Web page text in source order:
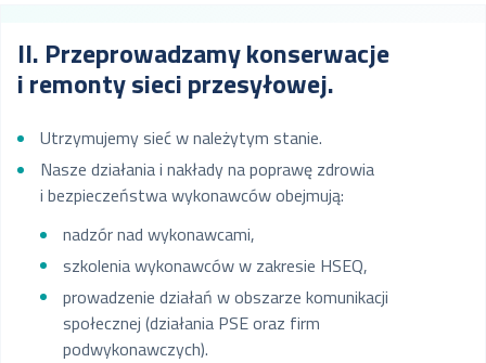
II. Przeprowadzamy konserwacje
i remonty sieci przesyłowej.
Utrzymujemy sieć w należytym stanie.
Nasze działania i nakłady na poprawę zdrowia
i bezpieczeństwa wykonawców obejmują:
nadzór nad wykonawcami,
szkolenia wykonawców w zakresie HSEQ,
prowadzenie działań w obszarze komunikacji
społecznej (działania PSE oraz firm
podwykonawczych).